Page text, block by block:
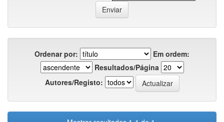
Ordenar por:
Em ordem:
Resultados/Página
Autores/Registo: